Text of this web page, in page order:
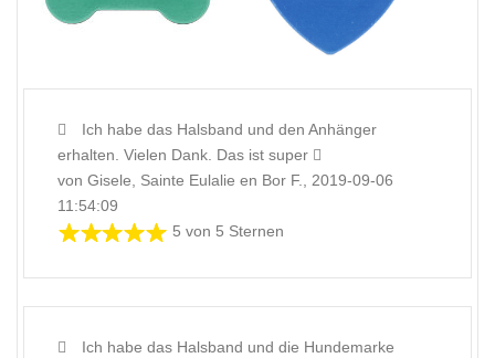
Ich habe das Halsband und den Anhänger
erhalten. Vielen Dank. Das ist super
von Gisele, Sainte Eulalie en Bor F., 2019-09-06
11:54:09
5 von 5 Sternen
Ich habe das Halsband und die Hundemarke